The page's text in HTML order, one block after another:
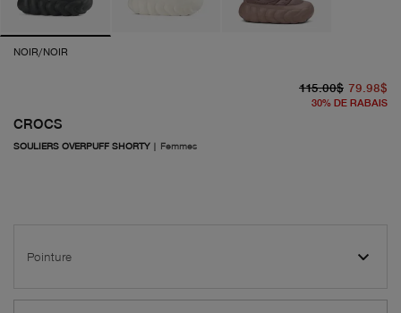
NOIR/NOIR
CROCS
SOULIERS OVERPUFF SHORTY| Femmes
115.00$ 79.98$
30% DE RABAIS
Pointure